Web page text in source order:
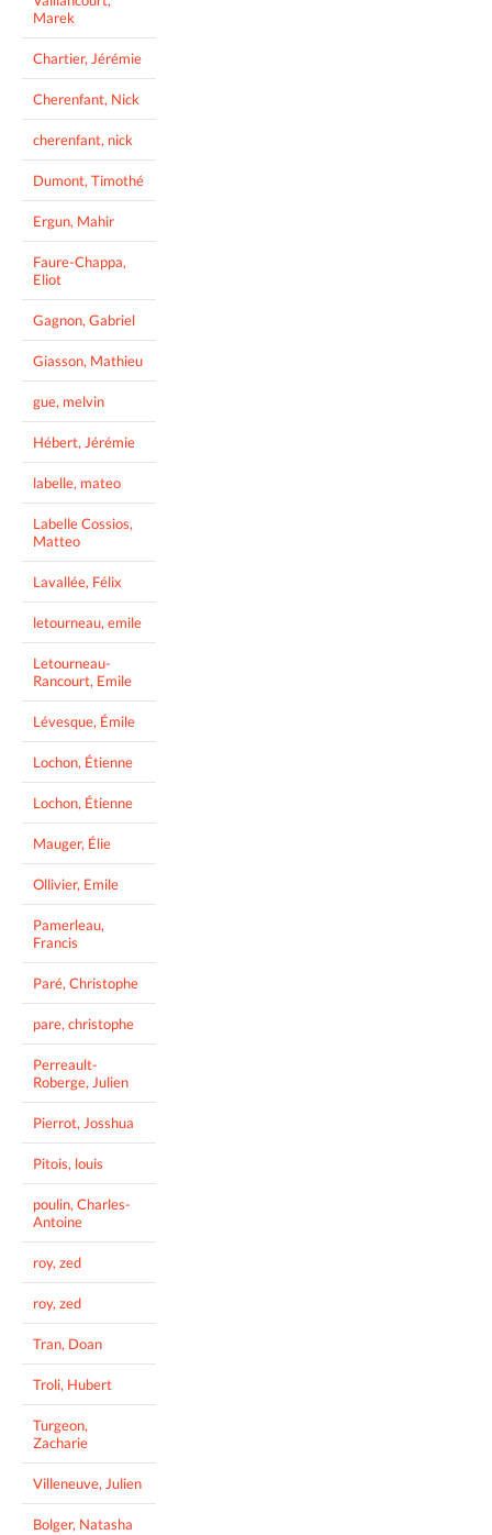
Marek
Chartier, Jérémie
Cherenfant, Nick
cherenfant, nick
Dumont, Timothé
Ergun, Mahir
Faure-Chappa,
Eliot
Gagnon, Gabriel
Giasson, Mathieu
gue, melvin
Hébert, Jérémie
labelle, mateo
Labelle Cossios,
Matteo
Lavallée, Félix
letourneau, emile
Letourneau-
Rancourt, Emile
Lévesque, Émile
Lochon, Étienne
Lochon, Étienne
Mauger, Élie
Ollivier, Emile
Pamerleau,
Francis
Paré, Christophe
pare, christophe
Perreault-
Roberge, Julien
Pierrot, Josshua
Pitois, louis
poulin, Charles-
Antoine
roy, zed
roy, zed
Tran, Doan
Troli, Hubert
Turgeon,
Zacharie
Villeneuve, Julien
Bolger, Natasha